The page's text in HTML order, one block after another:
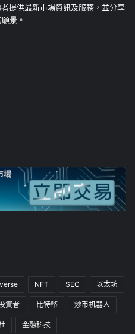
提供最新市場資訊及服務，並分享
景。
NFT SEC 以太坊
資者 比特幣 炒币机器人
金融科技